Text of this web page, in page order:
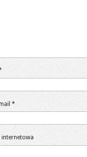
*
internetowa